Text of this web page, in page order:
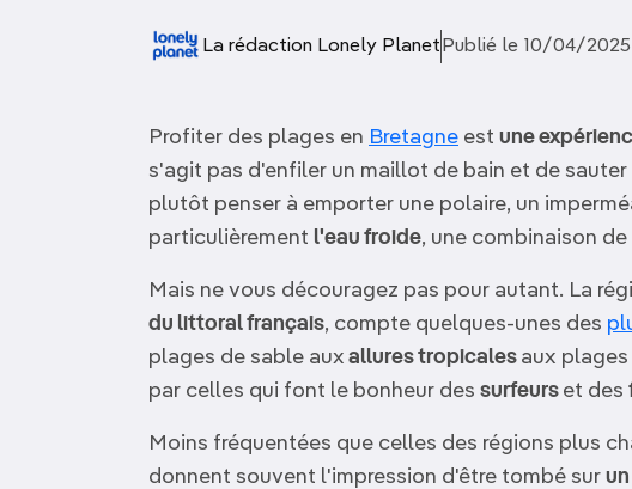
TOP VILLES
La rédaction Lonely Planet Publié le 10/04/2025
Profiter des plages en Bretagne est une
s'agit pas d'enfiler un maillot de bain et de
plutôt penser à emporter une polaire, un
particulièrement l'eau froide, une combinaison
Mais ne vous découragez pas pour autant. La
du littoral français, compte quelques-unes des
plages de sable aux allures tropicales aux
par celles qui font le bonheur des surfeurs et des
Moins fréquentées que celles des régions plus
donnent souvent l'impression d'être tombé sur